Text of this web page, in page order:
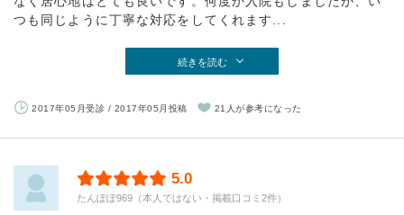
つも同じように丁寧な対応をしてくれます...
続きを読む
2017年05月受診 / 2017年05月投稿 21人が参考になった
5.0
たんぽぽ969（本人ではない・掲載口コミ2件）